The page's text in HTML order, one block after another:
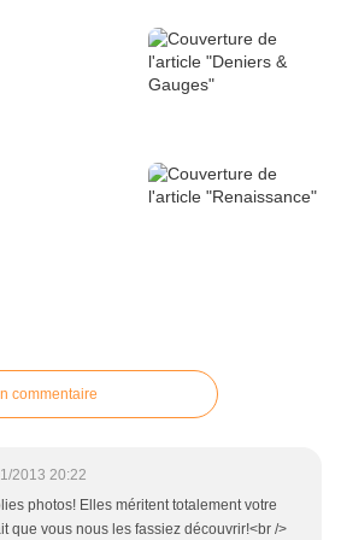
commentaire
2013 20:22
photos! Elles méritent totalement votre
que vous nous les fassiez découvrir!<br />